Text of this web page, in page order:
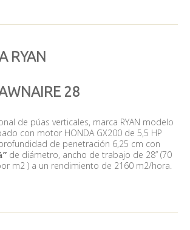
RYAN
28
de púas verticales, marca RYAN modelo
con motor HONDA GX200 de 5,5 HP
de penetración 6,25 cm con
de diámetro, ancho de trabajo de 28” (70
m2 ) a un rendimiento de 2160 m2/hora.